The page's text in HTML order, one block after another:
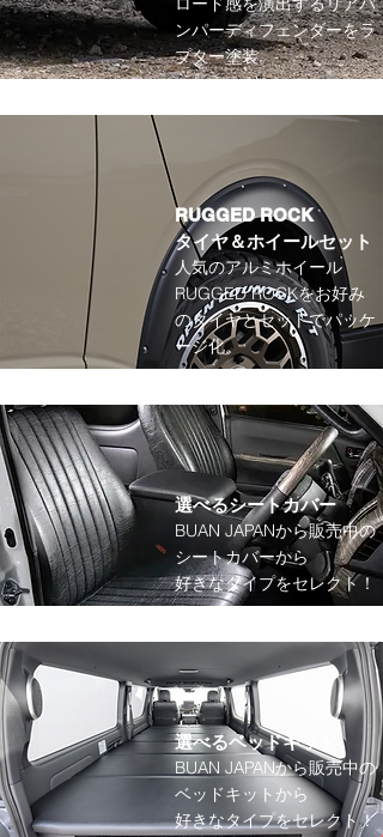
ンパーディフェンダーをラ
プター塗装。
RUGGED ROCK
​タイヤ＆ホイールセット
人気のアルミホイール
RUGGED ROCKをお好み
のタイヤとセットでパッケ
ージ化。
選べるシートカバー
BUAN JAPANから販売中の
シートカバーから
​好きなタイプをセレクト！
選べるベッドキット
BUAN JAPANから販売中の
ベッドキットから
​好きなタイプをセレクト！